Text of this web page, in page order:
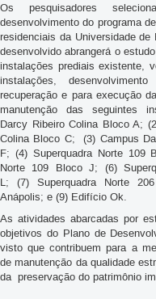
Os pesquisadores
desenvolvimento do programa
residenciais da Universidade
desenvolvido abrangerá o
instalações prediais existente,
instalações,
recuperação e para execução
manutenção das seguintes
Darcy Ribeiro Colina Bloco A;
Colina Bloco C; (3) Campus
F; (4) Superquadra Norte 109
Norte 109 Bloco J; (6)
L; (7) Superquadra Norte
Anápolis; e (9) Edifício Ok.
As atividades abarcadas por
objetivos do Plano de
visto que contribuem para a
de manutenção da qualidade
da preservação do patrimônio